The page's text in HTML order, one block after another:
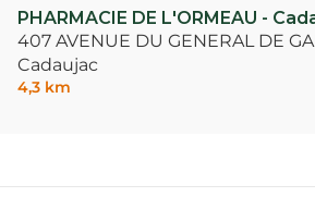
PHARMACIE DE L'ORMEAU -
407 AVENUE DU GENERAL DE
Cadaujac
4,3 km